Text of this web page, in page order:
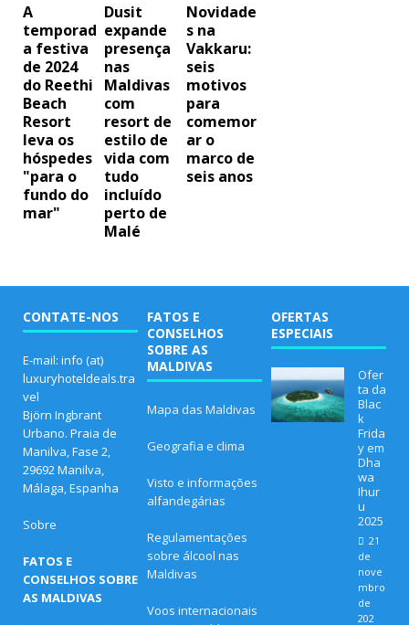
A
temporad
a festiva
de 2024
do Reethi
Beach
Resort
leva os
hóspedes
"para o
fundo do
mar"
Dusit
expande
presença
nas
Maldivas
com
resort de
estilo de
vida com
tudo
incluído
perto de
Malé
Novidade
s na
Vakkaru:
seis
motivos
para
comemor
ar o
marco de
seis anos
CONTATE-NOS
E-mail: info (at)
luxuryhoteldeals.tra
vel
Björn Ingbrant
Urbano. Praia de
Manilva, Fase 2,
29692 Manilva,
Málaga, Espanha
Sobre
FATOS E
CONSELHOS SOBRE
AS MALDIVAS
FATOS E
CONSELHOS
SOBRE AS
MALDIVAS
Mapa das Maldivas
Geografia e clima
Visto e informações
alfandegárias
Regulamentações
sobre álcool nas
Maldivas
Voos internacionais
OFERTAS
ESPECIAIS
Ofer
ta da
Blac
k
Frida
y em
Dha
wa
Ihur
u
2025
21
de
nove
mbro
de
202